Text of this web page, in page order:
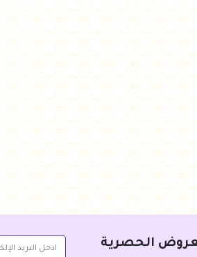
جنيه 155.95
أضف للسلة
الحصرية